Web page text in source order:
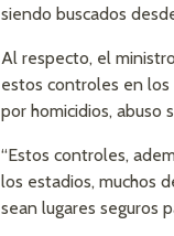
siendo buscados
Al respecto, el
estos controles en
por homicidios, abuso
“Estos controles,
los estadios, muchos
sean lugares seguros